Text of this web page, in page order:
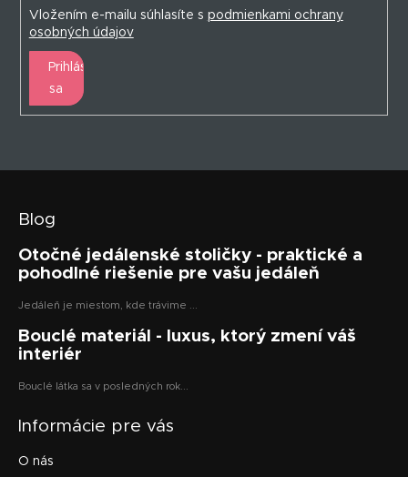
Vložením e-mailu súhlasíte s podmienkami ochrany
osobných údajov
Prihlásiť
sa
Blog
Otočné jedálenské stoličky - praktické a
pohodlné riešenie pre vašu jedáleň
Jedáleň je miestom, kde trávime ...
Bouclé materiál - luxus, ktorý zmení váš
interiér
Bouclé látka sa v posledných rok...
Informácie pre vás
O nás